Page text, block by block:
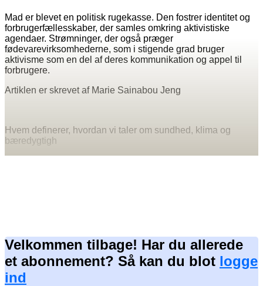
Mad er blevet en politisk rugekasse. Den fostrer identitet og
forbrugerfællesskaber, der samles omkring aktivistiske
agendaer. Strømninger, der også præger
fødevarevirksomhederne, som i stigende grad bruger
aktivisme som en del af deres kommunikation og appel til
forbrugere.
Artiklen er skrevet af Marie Sainabou Jeng
Hvem definerer, hvordan vi taler om sundhed, klima og
bæredygtigh
Velkommen tilbage! Har du allerede
et abonnement? Så kan du blot logge
ind